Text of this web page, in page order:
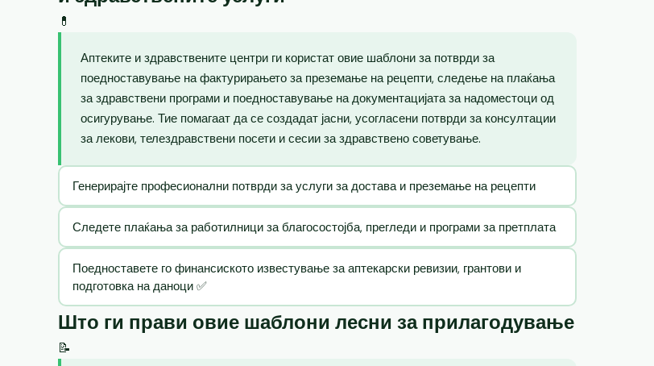
💊
Аптеките и здравствените центри ги користат овие шаблони за потврди за
поедноставување на фактурирањето за преземање на рецепти, следење на плаќања
за здравствени програми и поедноставување на документацијата за надоместоци од
осигурување. Тие помагаат да се создадат јасни, усогласени потврди за консултации
за лекови, телездравствени посети и сесии за здравствено советување.
Генерирајте професионални потврди за услуги за достава и преземање на рецепти
Следете плаќања за работилници за благосостојба, прегледи и програми за претплата
Поедноставете го финансиското известување за аптекарски ревизии, грантови и
подготовка на даноци ✅
Што ги прави овие шаблони лесни за прилагодување
📝